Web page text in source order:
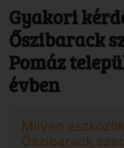
Gyakori
Őszibarack
Pomáz
évben
Milyen
Őszibarack